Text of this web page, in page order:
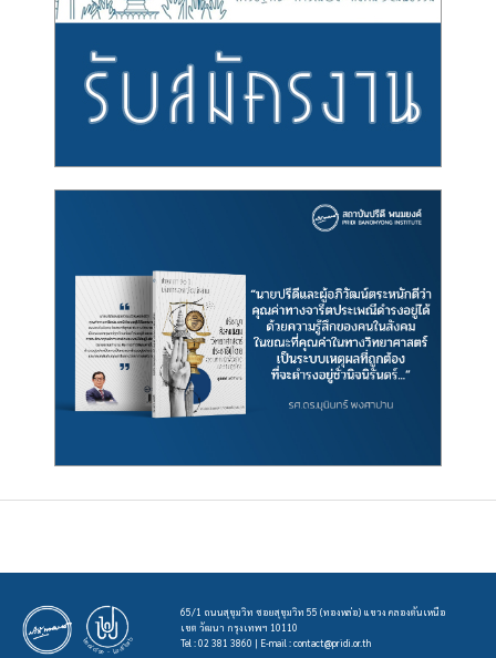
65/1 ถนนสุขุมวิท ซอยสุขุมวิท 55 (ทองหล่อ) แขวง คลองตันเหนือ
เขต วัฒนา กรุงเทพฯ 10110
Tel : 02 381 3860 | E-mail :contact@pridi.or.th